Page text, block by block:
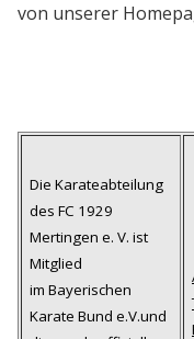
von unserer
Die Karateabteilung
des FC 1929
Mertingen e. V. ist
Mitglied
im Bayerischen
Karate Bund e.V.und